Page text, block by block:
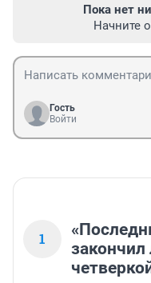
Пока нет
Начните
Гость
Войти
1